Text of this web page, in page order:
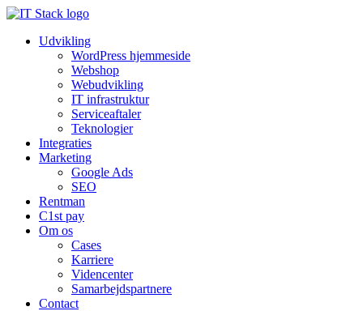
Udvikling
WordPress hjemmeside
Webshop
Webudvikling
IT infrastruktur
Serviceaftaler
Teknologier
Integraties
Marketing
Google Ads
SEO
Rentman
C1st pay
Om os
Cases
Karriere
Videncenter
Samarbejdspartnere
Contact